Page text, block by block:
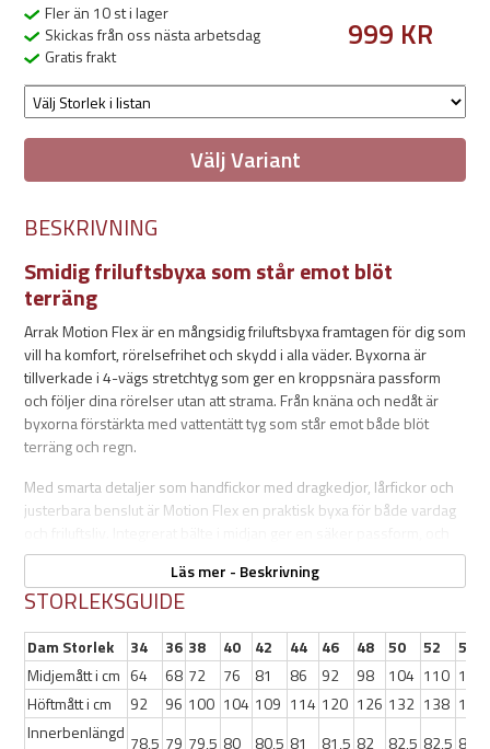
Fler än 10 st i lager
Skickas från oss nästa arbetsdag
Gratis frakt
999 KR
Välj Variant
BESKRIVNING
Smidig friluftsbyxa som står emot blöt
terräng
Arrak Motion Flex är en mångsidig friluftsbyxa framtagen för dig som
vill ha komfort, rörelsefrihet och skydd i alla väder. Byxorna är
tillverkade i 4-vägs stretchtyg som ger en kroppsnära passform
och följer dina rörelser utan att strama. Från knäna och nedåt är
byxorna förstärkta med vattentätt tyg som står emot både blöt
terräng och regn.
Med smarta detaljer som handfickor med dragkedjor, lårfickor och
justerbara benslut är Motion Flex en praktisk byxa för både vardag
dragkedjor vid bensluten gör det enkelt att ta på och av byxorna
samt ger extra ventilation vid behov.
Egenskaper:
4-vägs stretch för maximal rörelsefrihet
Vattentätt tyg från knäna och nedåt (3000 mm vattenpelare)
Handfickor och lårfickor med dragkedja
Läs mer - Beskrivning
STORLEKSGUIDE
Dam Storlek 34 36 38 40 42 44 46 48 50 52
54
Midjemått i cm 64 68 72 76 81 86 92 98 104 110 116
Höftmått i cm
92 96 100 104 109 114 120 126 132 138 144
Innerbenlängd 78,5 79 79,5 80 80,5 81 81,5 82 82,5 82,5 82,5